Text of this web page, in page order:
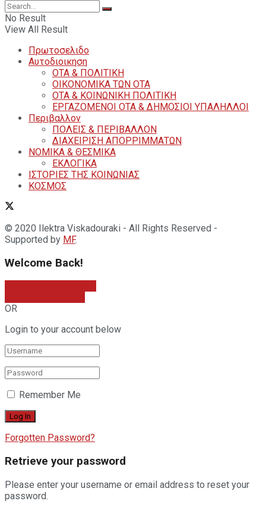
No Result
View All Result
Πρωτοσελιδο
Αυτοδιοικηση
ΟΤΑ & ΠΟΛΙΤΙΚΗ
ΟΙΚΟΝΟΜΙΚΑ ΤΩΝ ΟΤΑ
ΟΤΑ & ΚΟΙΝΩΝΙΚΗ ΠΟΛΙΤΙΚΗ
ΕΡΓΑΖΟΜΕΝΟΙ ΟΤΑ & ΔΗΜΟΣΙΟΙ ΥΠΑΛΗΛΛΟΙ
Περιβαλλον
ΠΟΛΕΙΣ & ΠΕΡΙΒΑΛΛΟΝ
ΔΙΑΧΕΙΡΙΣΗ ΑΠΟΡΡΙΜΜΑΤΩΝ
ΝΟΜΙΚΑ & ΘΕΣΜΙΚΑ
ΕΚΛΟΓΙΚΑ
ΙΣΤΟΡΙΕΣ ΤΗΣ ΚΟΙΝΩΝΙΑΣ
ΚΟΣΜΟΣ
© 2020 Ilektra Viskadouraki - All Rights Reserved -
Supported by MF.
Welcome Back!
OR
Login to your account below
Remember Me
Forgotten Password?
Retrieve your password
Please enter your username or email address to reset your
password.